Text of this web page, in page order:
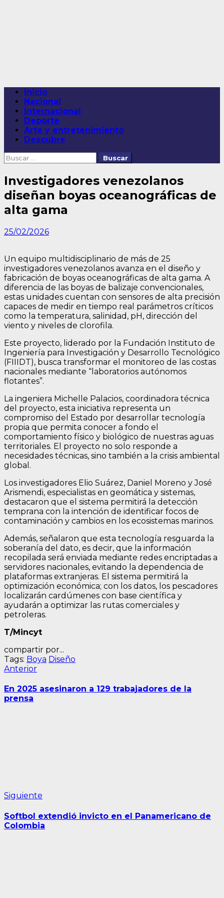
Menú
principal
Inicio
Nacional
Internacional
Deporte
Arte y entretenimiento
Descubre
Buscar:
Investigadores venezolanos
diseñan boyas oceanográficas de
alta gama
25/02/2026
Un equipo multidisciplinario de más de 25
investigadores venezolanos avanza en el diseño y
fabricación de boyas oceanográficas de alta gama. A
diferencia de las boyas de balizaje convencionales,
estas unidades cuentan con sensores de alta precisión
capaces de medir en tiempo real parámetros críticos
como la temperatura, salinidad, pH, dirección del
viento y niveles de clorofila.
Este proyecto, liderado por la Fundación Instituto de
Ingeniería para Investigación y Desarrollo Tecnológico
(FIIIDT), busca transformar el monitoreo de las costas
nacionales mediante “laboratorios autónomos
flotantes”.
La ingeniera Michelle Palacios, coordinadora técnica
del proyecto, esta iniciativa representa un
compromiso del Estado por desarrollar tecnología
propia que permita conocer a fondo el
comportamiento físico y biológico de nuestras aguas
territoriales. El proyecto no solo responde a
necesidades técnicas, sino también a la crisis ambiental
global.
Los investigadores Elio Suárez, Daniel Moreno y José
Arismendi, especialistas en geomática y sistemas,
destacaron que el sistema permitirá la detección
temprana con la intención de identificar focos de
contaminación y cambios en los ecosistemas marinos.
Además, señalaron que esta tecnología resguarda la
soberanía del dato, es decir, que la información
recopilada será enviada mediante redes encriptadas a
servidores nacionales, evitando la dependencia de
plataformas extranjeras. El sistema permitirá la
optimización económica; con los datos, los pescadores
localizarán cardúmenes con base científica y
ayudarán a optimizar las rutas comerciales y
petroleras.
T/Mincyt
compartir por...
Tags: Boya Diseño
Navegación
de
entradas
AnteriorEntrada
En 2025 asesinaron a 129 trabajadores de la
prensa
Siguiente
Softbol extendió invicto en el Panamericano de
Colombia